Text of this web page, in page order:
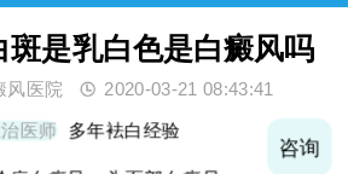
是乳白色是白癜风吗
风医院 2020-03-21 08:43:41
医师 多年袪白经验
咨询